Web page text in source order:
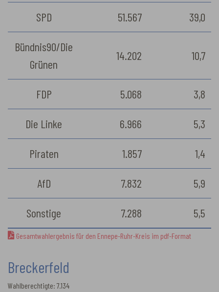
SPD 51.567 39,0
Bündnis90/Die
Grünen
14.202 10,7
FDP 5.068 3,8
Die Linke 6.966 5,3
Piraten 1.857 1,4
AfD 7.832 5,9
Sonstige 7.288 5,5
Gesamtwahlergebnis für den Ennepe-Ruhr-Kreis im pdf-Format
Breckerfeld
Wahlberechtigte: 7.134